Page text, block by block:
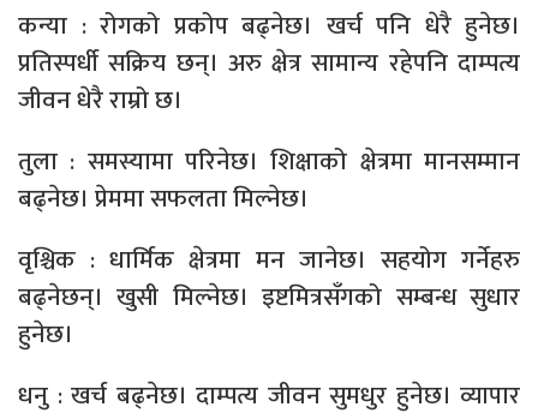
कन्या : रोगको प्रकोप बढ्नेछ। खर्च पनि धेरै हुनेछ।
प्रतिस्पर्धी सक्रिय छन्। अरु क्षेत्र सामान्य रहेपनि दाम्पत्य
जीवन धेरै राम्रो छ।
तुला : समस्यामा परिनेछ। शिक्षाको क्षेत्रमा मानसम्मान
बढ्नेछ। प्रेममा सफलता मिल्नेछ।
वृश्चिक : धार्मिक क्षेत्रमा मन जानेछ। सहयोग गर्नेहरु
बढ्नेछन्। खुसी मिल्नेछ। इष्टमित्रसँगको सम्बन्ध सुधार
हुनेछ।
धनु : खर्च बढ्नेछ। दाम्पत्य जीवन सुमधुर हुनेछ। व्यापार